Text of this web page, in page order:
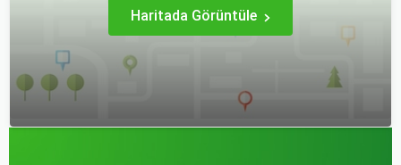
Haritada Görüntüle